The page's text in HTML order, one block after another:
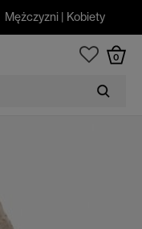
Mężczyzni | Kobiety
0